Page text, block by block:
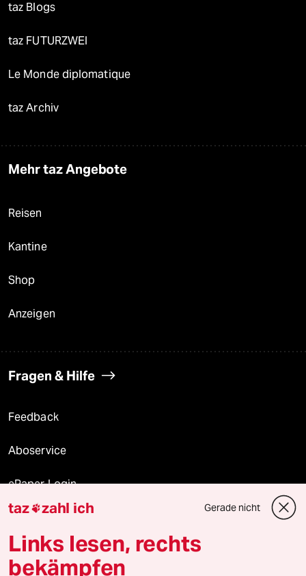
taz Blogs
taz FUTURZWEI
Le Monde diplomatique
taz Archiv
Mehr taz Angebote
Reisen
Kantine
Shop
Anzeigen
Fragen & Hilfe
Feedback
Aboservice
ePaper Login
Downloads für Abonnierende
taz zahl ich Gerade nicht
Links lesen, rechts
bekämpfen